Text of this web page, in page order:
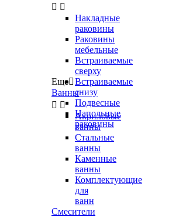
 
Накладные
раковины
Раковины
мебельные
Встраиваемые
сверху
Встраиваемые
снизу
Подвесные
Напольные
раковины
Еще
Ванны
 
Акриловые
ванны
Стальные
ванны
Каменные
ванны
Комплектующие
для
ванн
Смесители